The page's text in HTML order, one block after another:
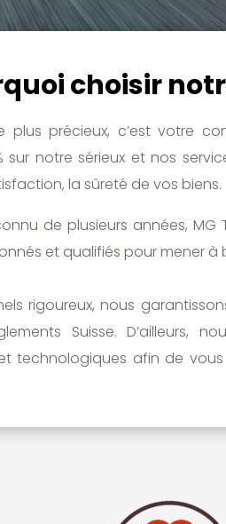
choisir
précieux, c’est votre
sur notre sérieux et nos
la sûreté de vos biens.
de plusieurs années, MG
et qualifiés pour mener à
rigoureux, nous
Suisse. D’ailleurs,
technologiques afin de